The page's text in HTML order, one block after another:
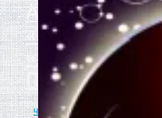
Акобян
«Российское
«Знание» и
Президента
читать полностью